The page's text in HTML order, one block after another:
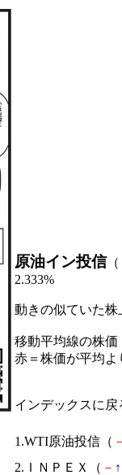
原油イン投信（
2.333%
動きの似ていた
移動平均線の株価
赤＝株価が平均
インデックスに戻
1.WTI原油投信（
2.ＩＮＰＥＸ（ － ↑